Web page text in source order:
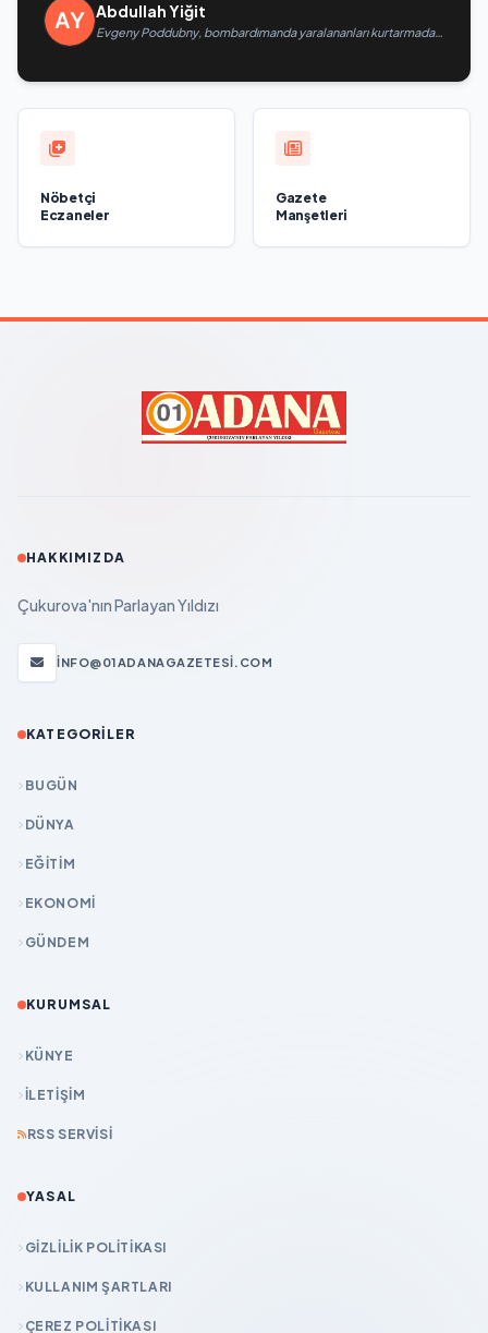
Abdullah Yiğit
Evgeny Poddubny, bombardımanda yaralananları kurtarmadaki
Nöbetçi
Eczaneler
Gazete
Manşetleri
HAKKIMIZDA
Çukurova'nın Parlayan Yıldızı
INFO@01ADANAGAZETESI.COM
KATEGORILER
BUGÜN
DÜNYA
EĞİTİM
EKONOMİ
GÜNDEM
KURUMSAL
KÜNYE
İLETIŞIM
RSS SERVISI
YASAL
GIZLILIK POLITIKASI
KULLANIM ŞARTLARI
ÇEREZ POLITIKASI